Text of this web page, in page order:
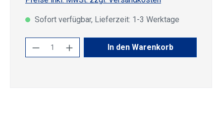
Sofort verfügbar, Lieferzeit: 1-3 Werktage
Produkt Anzahl: Gib den gewünschten
In den Warenkorb